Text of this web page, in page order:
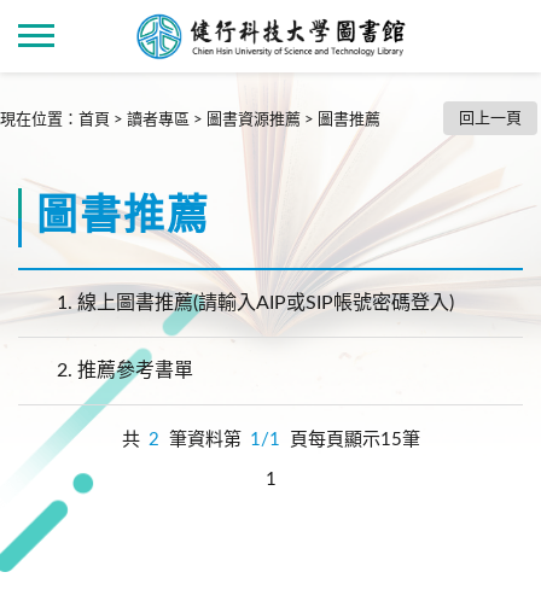
現在位置 ： 首頁 > 讀者專區 > 圖書資源推薦 > 圖書推薦 回上一頁
圖書推薦
1. 線上圖書推薦(請輸入AIP或SIP帳號密碼登入)
2. 推薦參考書單
共 2 筆資料第 1/1 頁每頁顯示15筆
1